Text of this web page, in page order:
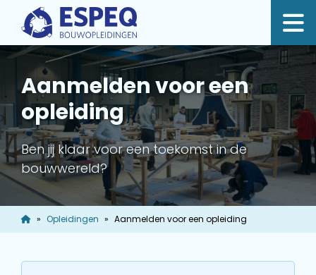
Aanmelden voor een
opleiding
Ben jij klaar voor een toekomst in de
bouwwereld?
Opleidingen Aanmelden voor een opleiding